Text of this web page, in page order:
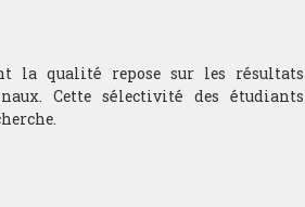
la qualité repose sur les résultats
Cette sélectivité des étudiants